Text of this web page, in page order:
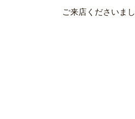
ご来店くださいま